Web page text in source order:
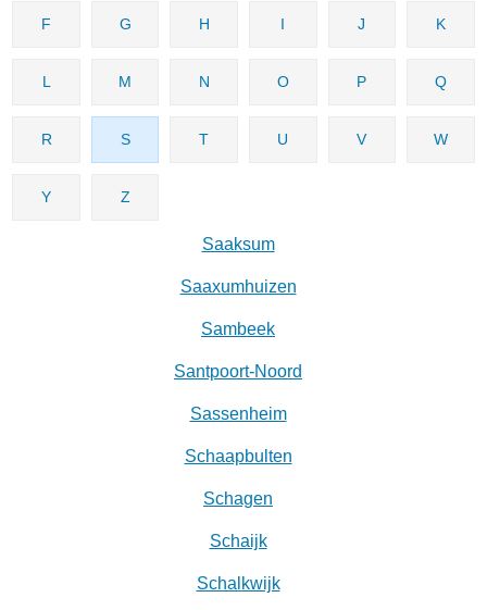
F G H I J K
L M N O P Q
R S T U V W
Y Z
Saaksum
Saaxumhuizen
Sambeek
Santpoort-Noord
Sassenheim
Schaapbulten
Schagen
Schaijk
Schalkwijk